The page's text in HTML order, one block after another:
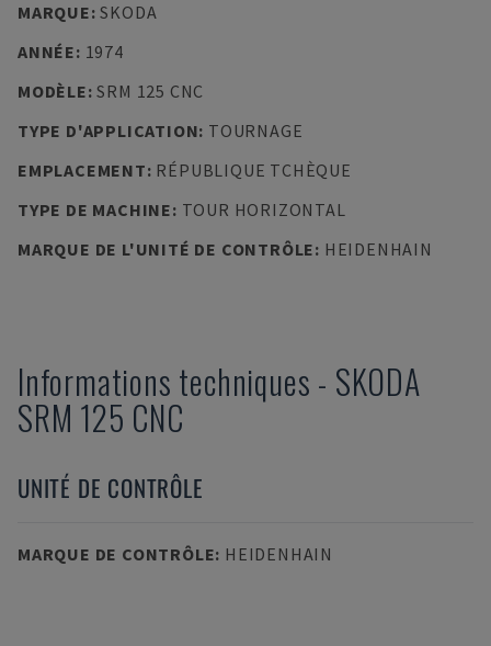
MARQUE:SKODA
ANNÉE: 1974
MODÈLE:SRM 125 CNC
TYPE D'APPLICATION: TOURNAGE
EMPLACEMENT: RÉPUBLIQUE TCHÈQUE
TYPE DE MACHINE: TOUR HORIZONTAL
MARQUE DE L'UNITÉ DE CONTRÔLE: HEIDENHAIN
Informations techniques - SKODA
SRM 125 CNC
UNITÉ DE CONTRÔLE
MARQUE DE CONTRÔLE: HEIDENHAIN